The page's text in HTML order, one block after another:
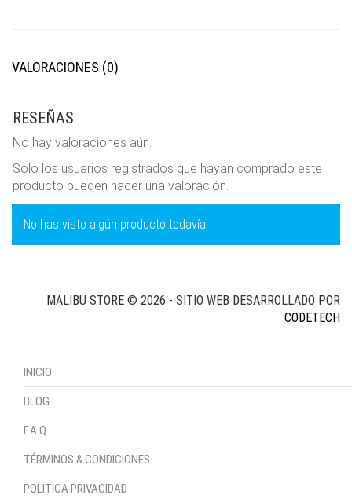
VALORACIONES (0)
RESEÑAS
No hay valoraciones aún.
Solo los usuarios registrados que hayan comprado este
producto pueden hacer una valoración.
No has visto algún producto todavía.
INICIO
BLOG
F.A.Q.
TÉRMINOS & CONDICIONES
POLITICA PRIVACIDAD
MALIBU STORE © 2026 - SITIO WEB DESARROLLADO POR
CODETECH